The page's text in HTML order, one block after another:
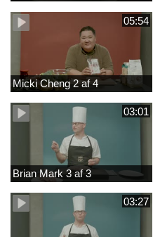
05:54
Micki Cheng 2 af 4
03:01
Brian Mark 3 af 3
03:27